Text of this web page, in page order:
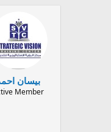
بيسان
Member